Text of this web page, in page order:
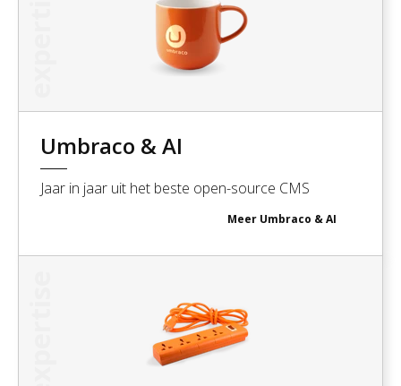
Umbraco & AI
Jaar in jaar uit het beste open-source CMS
Meer Umbraco & AI